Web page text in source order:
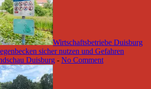
Wirtschaftsbetriebe Duisburg
sicher nutzen und Gefahren
Duisburg - No Comment